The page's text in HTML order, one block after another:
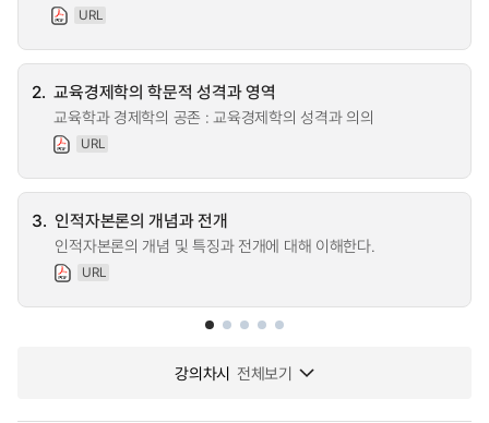
URL
2. 교육경제학의 학문적 성격과 영역
교육학과 경제학의 공존 : 교육경제학의 성격과 의의
URL
3. 인적자본론의 개념과 전개
인적자본론의 개념 및 특징과 전개에 대해 이해한다.
URL
강의차시 전체보기